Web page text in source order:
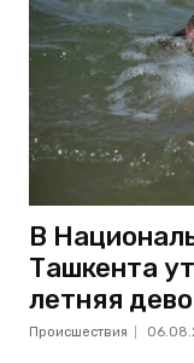
В
Ташкента
летняя
Происшествия